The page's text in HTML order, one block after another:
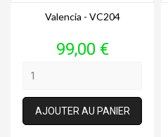
Valencia - VC204
Prix
99,00 €
AJOUTER AU PANIER